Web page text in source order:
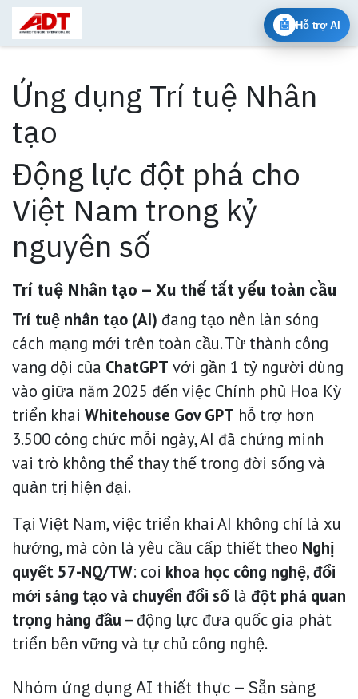
🤖 Hỗ trợ AI
Bỏ qua để đến Nội dung
Ứng dụng Trí tuệ Nhân
tạo
Động lực đột phá cho
Việt Nam trong kỷ
nguyên số
Trí tuệ Nhân tạo – Xu thế tất yếu toàn cầu
Trí tuệ nhân tạo (AI) đang tạo nên làn sóng
cách mạng mới trên toàn cầu. Từ thành công
vang dội của ChatGPT với gần 1 tỷ người dùng
vào giữa năm 2025 đến việc Chính phủ Hoa Kỳ
triển khai Whitehouse Gov GPT hỗ trợ hơn
3.500 công chức mỗi ngày, AI đã chứng minh
vai trò không thể thay thế trong đời sống và
quản trị hiện đại.
Tại Việt Nam, việc triển khai AI không chỉ là xu
hướng, mà còn là yêu cầu cấp thiết theo Nghị
quyết 57-NQ/TW: coi khoa học công nghệ, đổi
mới sáng tạo và chuyển đổi số là đột phá quan
trọng hàng đầu – động lực đưa quốc gia phát
triển bền vững và tự chủ công nghệ.
Nhóm ứng dụng AI thiết thực – Sẵn sàng